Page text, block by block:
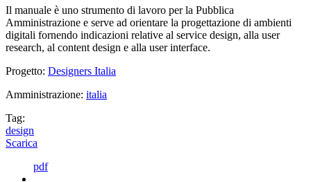
Il manuale è uno strumento di lavoro per la Pubblica
Amministrazione e serve ad orientare la progettazione di ambienti
digitali fornendo indicazioni relative al service design, alla user
research, al content design e alla user interface.
Progetto: Designers Italia
Amministrazione: italia
Tag:
design
Scarica
pdf